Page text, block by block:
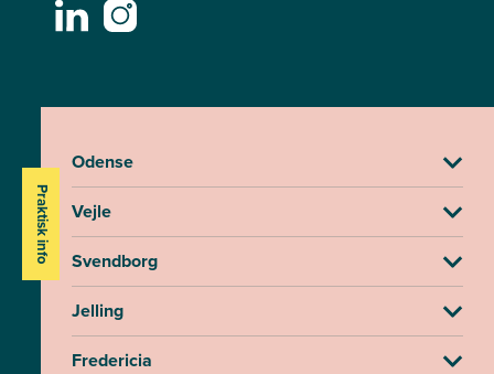
Praktisk info
Odense
Vejle
Svendborg
Jelling
Fredericia